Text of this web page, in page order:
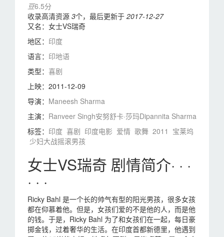
豆6.5分
收录高清资源 3个，最后更新于 2017-12-27
又名： 女士VS瑞奇
地区： 印度
语言： 印地语
类型： 喜剧
上映： 2011-12-09
导演： Maneesh Sharma
主演： Ranveer Singh安努舒卡·莎玛Dipannita Sharma
标签： 印度 喜剧 印度电影 爱情 歌舞 2011 宝莱坞
少妇大战摇滚男孩
女士VS瑞奇 剧情简介· · ·
· · ·
Ricky Bahl 是一个长的帅气有型的阳光男孩，很多女孩
都在仰慕着他。但是，女孩们爱的不是他的人，而是他
的钱。于是，Ricky Bahl 为了和女孩们在一起，每日豪
掷金钱，过着奢华的生活。在印度首都新德里，他遇到